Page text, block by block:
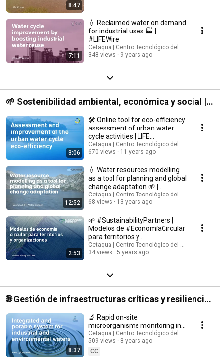
8:47
7:11
💧 Reclaimed water on demand
for industrial uses 🏭 |
#LIFEWire
Cetaqua | Centro Tecnológico del Agua
348 views
9 years ago
🌱 Sostenibilidad ambiental, económica y social |
Aseguramos el desarrollo sostenible y el bienestar
de los ciudadanos
3:06
🛠️ Online tool for eco-efficiency
assessment of urban water
cycle activities | LIFE
AQUAENVEC
Cetaqua | Centro Tecnológico del Agua
670 views
11 years ago
12:52
💧 Water resources modelling
as a tool for planning and global
change adaptation 🌱 |
#LIFEWaterChange
Cetaqua | Centro Tecnológico del Agua
68 views
13 years ago
2:53
🌱 #SustainabilityPartners |
Modelos de #EconomíaCircular
para territorios y
organizaciones
Cetaqua | Centro Tecnológico del Agua
34 views
5 years ago
🌐 Gestión de infraestructuras críticas y resiliencia |
Gestión de infraestructuras del ciclo del agua
frente a eventos naturales o intencionados
8:37
🔬 Rapid on-site
microorganisms monitoring in
industrial and environmental
waters 💦 | CYTO-WATER
Cetaqua | Centro Tecnológico del Agua
509 views
8 years ago
CC